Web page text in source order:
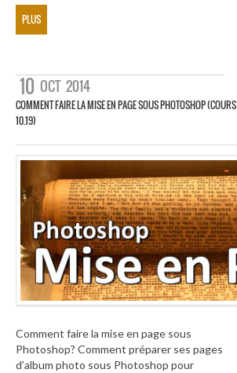
PLUS
10 OCT 2014
COMMENT FAIRE LA MISE EN PAGE SOUS PHOTOSHOP (COURS
10.19)
Comment faire la mise en page sous
Photoshop? Comment préparer ses pages
d’album photo sous Photoshop pour